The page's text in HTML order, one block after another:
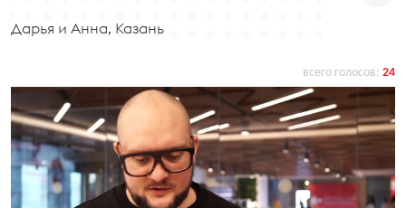
Дарья и Анна, Казань
всего голосов: 24